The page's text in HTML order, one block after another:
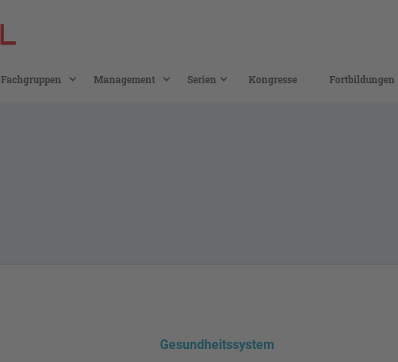
Fachgruppen Management Serien Kongresse Fortbildungen
Gesundheitssystem